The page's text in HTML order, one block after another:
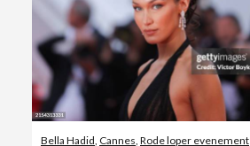
Bella Hadid, Cannes, Rode loper evenement